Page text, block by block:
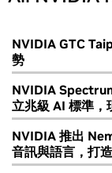
NVIDIA GTC
勢
NVIDIA
立兆級 AI 標準，
NVIDIA 推出
音訊與語言，打